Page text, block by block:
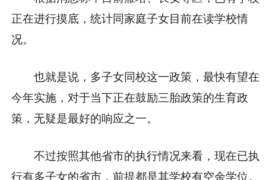
正在进行摸底，统计同家庭子女目前在读学校情
况。
也就是说， 多子女同校这一政策，最快有望在
今年实施，对于当下正在鼓励三胎政策的生育政
策，无疑是最好的响应之一。
不过按照其他省市的执行情况来看，现在已执
行有多子女的省市，前提都是其学校有空余学位。